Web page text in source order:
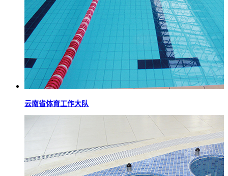
云南省体育工作大队